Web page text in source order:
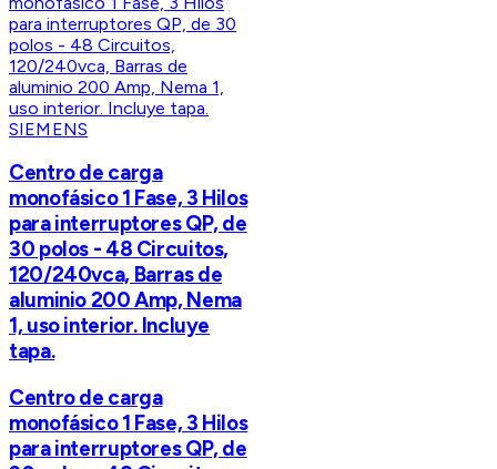
SIEMENS
Centro de carga
monofásico 1 Fase, 3 Hilos
para interruptores QP, de
30 polos - 48 Circuitos,
120/240vca, Barras de
aluminio 200 Amp, Nema
1, uso interior. Incluye
tapa.
Centro de carga
monofásico 1 Fase, 3 Hilos
para interruptores QP, de